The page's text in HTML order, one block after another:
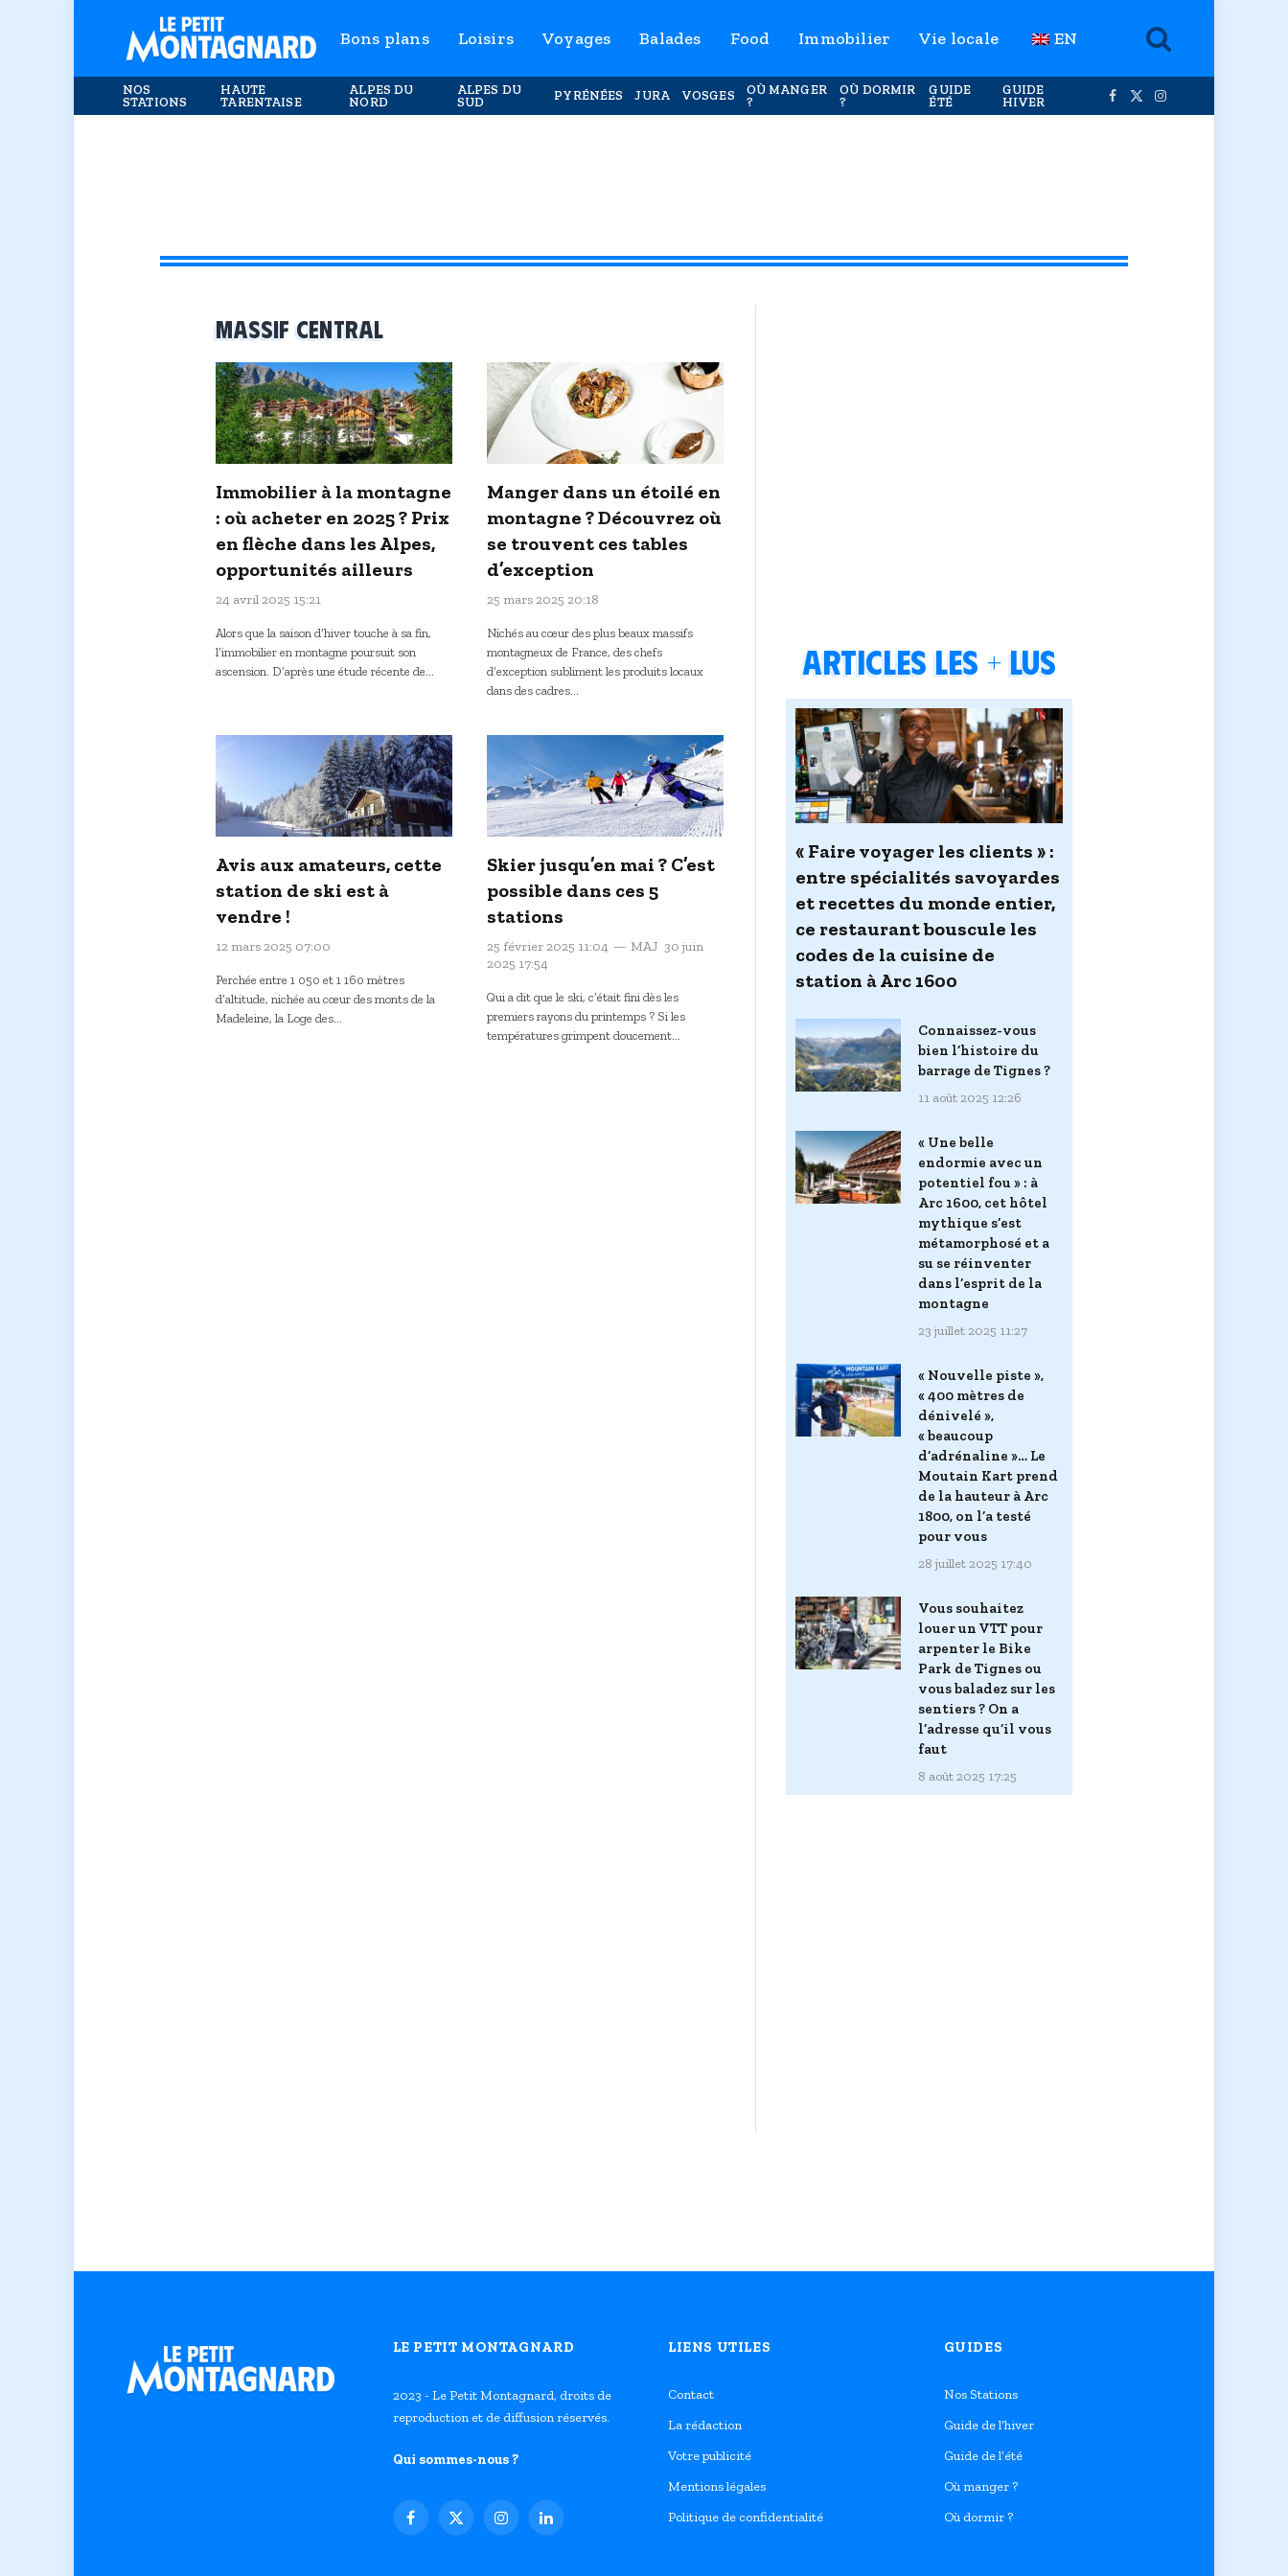
Bons plans Loisirs Voyages Balades Food Immobilier Vie locale EN
NOS
STATIONS
HAUTE
TARENTAISE
ALPES DU
NORD
ALPES DU
SUD
PYRÉNÉES JURA VOSGES
OÙ MANGER
?
OÙ DORMIR
?
GUIDE
ÉTÉ
GUIDE
HIVER
Facebook
X
Instagram
MASSIF CENTRAL
Immobilier à la montagne
: où acheter en 2025 ? Prix
en flèche dans les Alpes,
opportunités ailleurs
24 avril 2025 15:21
Alors que la saison d’hiver touche à sa fin,
l’immobilier en montagne poursuit son
ascension. D’après une étude récente de…
Manger dans un étoilé en
montagne ? Découvrez où
se trouvent ces tables
d’exception
25 mars 2025 20:18
Nichés au cœur des plus beaux massifs
montagneux de France, des chefs
d’exception subliment les produits locaux
dans des cadres…
Avis aux amateurs, cette
station de ski est à
vendre !
12 mars 2025 07:00
Perchée entre 1 050 et 1 160 mètres
d’altitude, nichée au cœur des monts de la
Madeleine, la Loge des…
Skier jusqu’en mai ? C’est
possible dans ces 5
stations
25 février 2025 11:04 MAJ 30 juin
2025 17:54
Qui a dit que le ski, c’était fini dès les
premiers rayons du printemps ? Si les
températures grimpent doucement…
Articles les + lus
« Faire voyager les clients » :
entre spécialités savoyardes
et recettes du monde entier,
ce restaurant bouscule les
codes de la cuisine de
station à Arc 1600
Connaissez-vous
bien l’histoire du
barrage de Tignes ?
11 août 2025 12:26
« Une belle
endormie avec un
potentiel fou » : à
Arc 1600, cet hôtel
mythique s’est
métamorphosé et a
su se réinventer
dans l’esprit de la
montagne
23 juillet 2025 11:27
« Nouvelle piste »,
« 400 mètres de
dénivelé »,
« beaucoup
d’adrénaline »… Le
Moutain Kart prend
de la hauteur à Arc
1800, on l’a testé
pour vous
28 juillet 2025 17:40
Vous souhaitez
louer un VTT pour
arpenter le Bike
Park de Tignes ou
vous baladez sur les
sentiers ? On a
l’adresse qu’il vous
faut
8 août 2025 17:25
LE PETIT MONTAGNARD
2023 - Le Petit Montagnard, droits de
reproduction et de diffusion réservés.
Qui sommes-nous ?
Facebook
X
InstagramLinkedIn
LIENS UTILES
Contact
La rédaction
Votre publicité
Mentions légales
Politique de confidentialité
GUIDES
Nos Stations
Guide de l’hiver
Guide de l’été
Où manger ?
Où dormir ?